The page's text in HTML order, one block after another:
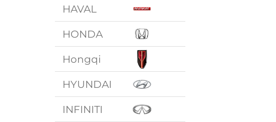
HAVAL
HONDA
Hongqi
HYUNDAI
INFINITI